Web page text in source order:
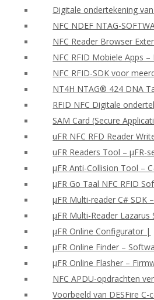
Digitale ondertekening
NFC NDEF NTAG-
NFC Reader Browser
NFC RFID Mobiele Apps
NFC RFID-SDK voor
NT4H NTAG® 424 DNA
RFID NFC Digitale
SAM Card (Secure
uFR NFC RFD Reader
uFR Readers Tool – μFR-
μFR Anti-Collision Tool –
μFR Go Taal NFC RFID
μFR Multi-reader C# SDK
μFR Multi-Reader Lazarus
μFR Online Configurator |
μFR Online Finder –
μFR Online Flasher –
NFC APDU-opdrachten
Voorbeeld van DESFire